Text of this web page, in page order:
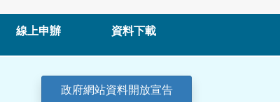
線上申辦 資料下載
政府網站資料開放宣告